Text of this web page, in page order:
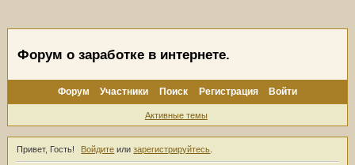
Форум о заработке в интернете.
Форум Участники Поиск Регистрация Войти
Активные темы
Привет, Гость! Войдите илизарегистрируйтесь